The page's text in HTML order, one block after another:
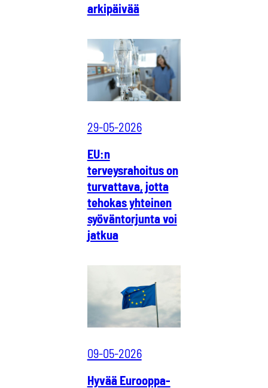
arkipäivää
29-05-2026
EU:n
terveysrahoitus on
turvattava, jotta
tehokas yhteinen
syöväntorjunta voi
jatkua
09-05-2026
Hyvää Eurooppa-